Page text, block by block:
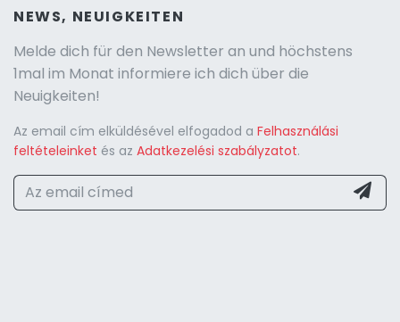
NEWS, NEUIGKEITEN
Melde dich für den Newsletter an und höchstens
1mal im Monat informiere ich dich über die
Neuigkeiten!
Az email cím elküldésével elfogadod a Felhasználási
feltételeinket és az Adatkezelési szabályzatot.